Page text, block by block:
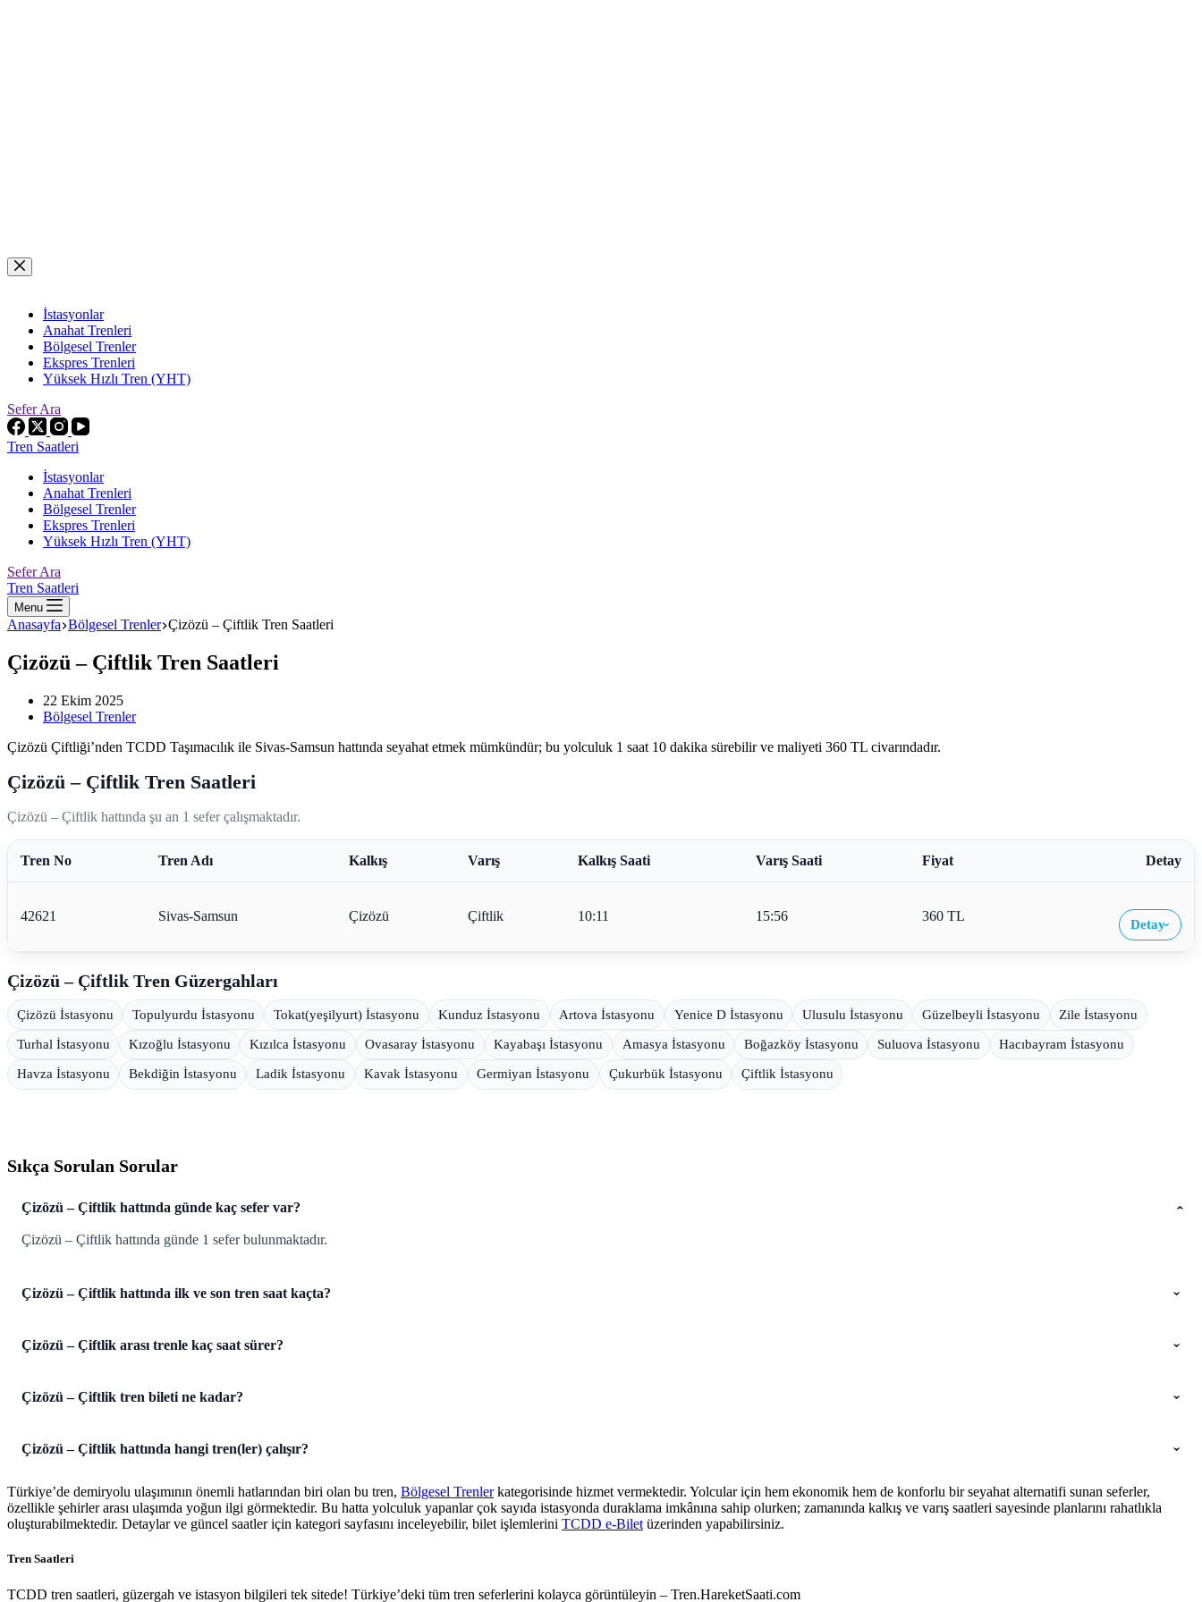
Skip
to
İstasyonlar
Anahat Trenleri
Bölgesel Trenler
Ekspres Trenleri
Yüksek Hızlı Tren (YHT)
Sefer Ara
Tren Saatleri
İstasyonlar
Anahat Trenleri
Bölgesel Trenler
Ekspres Trenleri
Yüksek Hızlı Tren (YHT)
Sefer Ara
Tren Saatleri
Menu
Anasayfa Bölgesel Trenler Çizözü – Çiftlik Tren Saatleri
Çizözü – Çiftlik Tren Saatleri
22 Ekim 2025
Bölgesel Trenler
Çizözü Çiftliği’nden TCDD Taşımacılık ile Sivas-Samsun hattında seyahat etmek mümkündür; bu yolculuk 1 saat 10 dakika sürebilir ve maliyeti 360 TL civarındadır.
Çizözü – Çiftlik Tren Saatleri
Çizözü – Çiftlik hattında şu an 1 sefer çalışmaktadır.
Tren No Tren Adı Kalkış Varış Kalkış Saati Varış Saati Fiyat Detay
42621 Sivas-Samsun Çizözü Çiftlik 10:11 15:56 360 TL
Detay›
Çizözü – Çiftlik Tren Güzergahları
Çizözü İstasyonu Topulyurdu İstasyonu Tokat(yeşilyurt) İstasyonu Kunduz İstasyonu Artova İstasyonu Yenice D İstasyonu Ulusulu İstasyonu Güzelbeyli İstasyonu Zile İstasyonu
Turhal İstasyonu Kızoğlu İstasyonu Kızılca İstasyonu Ovasaray İstasyonu Kayabaşı İstasyonu Amasya İstasyonu Boğazköy İstasyonu Suluova İstasyonu Hacıbayram İstasyonu
Havza İstasyonu Bekdiğin İstasyonu Ladik İstasyonu Kavak İstasyonu Germiyan İstasyonu Çukurbük İstasyonu Çiftlik İstasyonu
Sıkça Sorulan Sorular
Çizözü – Çiftlik hattında günde kaç sefer var?
Çizözü – Çiftlik hattında günde 1 sefer bulunmaktadır.
Çizözü – Çiftlik hattında ilk ve son tren saat kaçta?
Çizözü – Çiftlik arası trenle kaç saat sürer?
Çizözü – Çiftlik tren bileti ne kadar?
Çizözü – Çiftlik hattında hangi tren(ler) çalışır?
Türkiye’de demiryolu ulaşımının önemli hatlarından biri olan bu tren, Bölgesel Trenlerkategorisinde hizmet vermektedir. Yolcular için hem ekonomik hem de konforlu bir seyahat alternatifi sunan seferler,
özellikle şehirler arası ulaşımda yoğun ilgi görmektedir. Bu hatta yolculuk yapanlar çok sayıda istasyonda duraklama imkânına sahip olurken; zamanında kalkış ve varış saatleri sayesinde planlarını rahatlıkla
oluşturabilmektedir. Detaylar ve güncel saatler için kategori sayfasını inceleyebilir, bilet işlemlerini TCDD e-Bilet üzerinden yapabilirsiniz.
Tren Saatleri
TCDD tren saatleri, güzergah ve istasyon bilgileri tek sitede! Türkiye’deki tüm tren seferlerini kolayca görüntüleyin – Tren.HareketSaati.com